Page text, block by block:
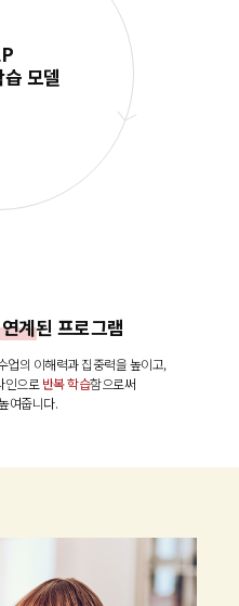
모델
계된 프로그램
업의 이해력과 집중력을 높이고,
인으로 반복 학습함으로써
여줍니다.